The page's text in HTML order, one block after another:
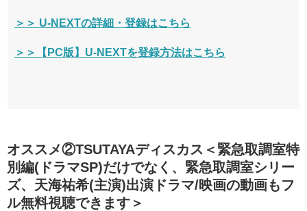
＞＞ U-NEXTの詳細・登録はこちら
＞＞【PC版】U-NEXTを登録方法はこちら
オススメ②TSUTAYAディスカス＜緊急取調室特
別編(ドラマSP)だけでなく、緊急取調室シリー
ズ、天海祐希(主演)出演ドラマ/映画の動画もフ
ル無料視聴できます＞